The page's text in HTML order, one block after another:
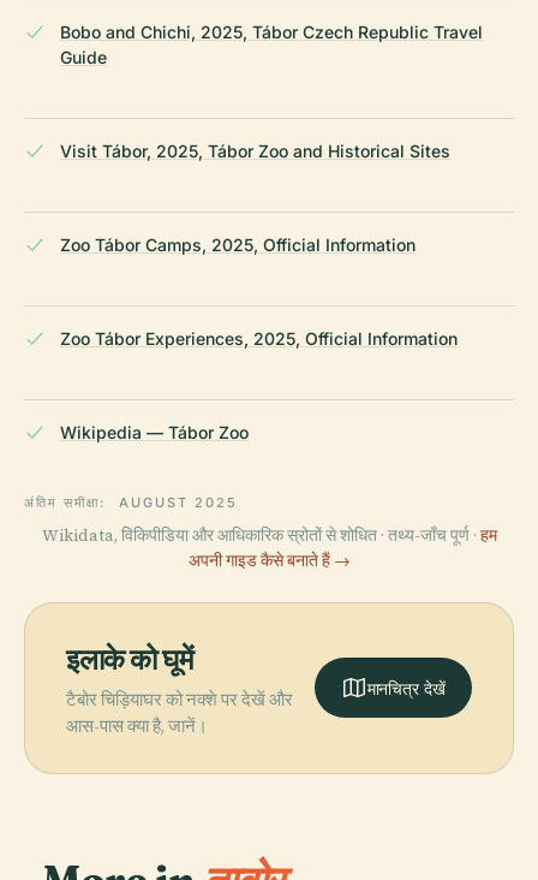
Bobo and Chichi, 2025, Tábor Czech Republic Travel
Guide
Visit Tábor, 2025, Tábor Zoo and Historical Sites
Zoo Tábor Camps, 2025, Official Information
Zoo Tábor Experiences, 2025, Official Information
Wikipedia — Tábor Zoo
अंतिम समीक्षा: AUGUST 2025
Wikidata, विकिपीडिया और आधिकारिक स्रोतों से शोधित · तथ्य-जाँच पूर्ण · हम
अपनी गाइड कैसे बनाते हैं →
इलाके को घूमें
टैबोर चिड़ियाघर को नक्शे पर देखें और
आस-पास क्या है, जानें।
मानचित्र देखें